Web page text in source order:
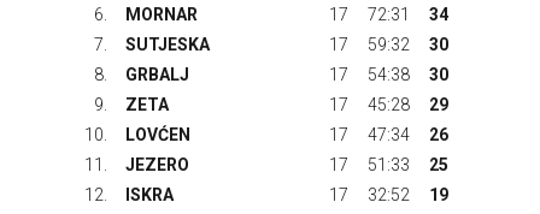
6.
MORNAR 17 72:31
34
7.
SUTJESKA 17 59:32
30
8.
GRBALJ 17 54:38
30
9.
ZETA 17 45:28
29
10.
LOVĆEN 17 47:34
26
11.
JEZERO 17 51:33
25
12.
ISKRA 17 32:52
19